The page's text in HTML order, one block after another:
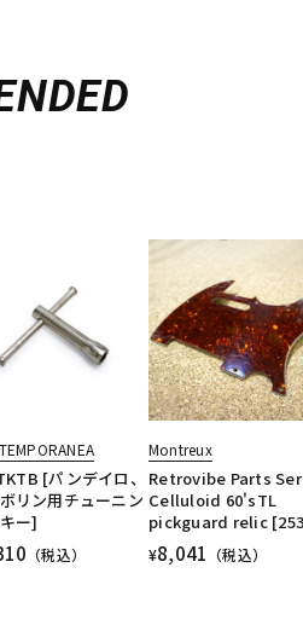
[パンデイロ、
リン用チューニン
ー]
（税込）
Montreux
Retrovibe Parts
Celluloid 60'sTL
pickguard relic
¥8,041 （税込）